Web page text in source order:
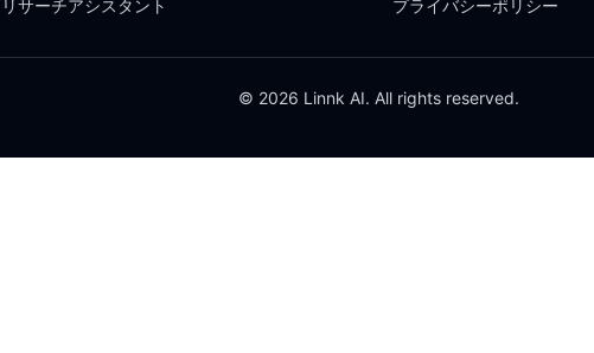
リサーチアシスタント
プライバシーポリシー
© 2026 Linnk AI. All rights reserved.